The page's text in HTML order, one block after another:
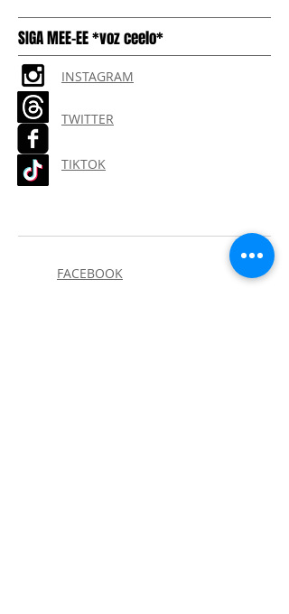
SIGA MEE-EE *voz ceelo*
INSTAGRAM
TWITTER
TIKTOK
FACEBOOK